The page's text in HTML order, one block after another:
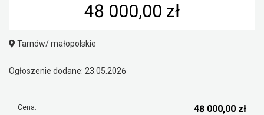
48 000,00 zł
Tarnów/ małopolskie
Ogłoszenie dodane: 23.05.2026
Cena: 48 000,00 zł